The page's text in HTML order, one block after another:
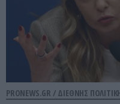
PRONEWS.GR / ΔΙΕΘΝΗΣ